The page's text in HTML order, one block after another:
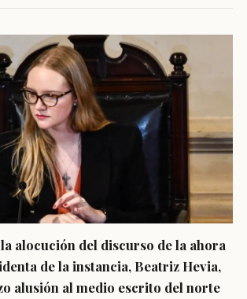
alocución del discurso de la ahora
de la instancia, Beatriz Hevia,
alusión al medio escrito del norte